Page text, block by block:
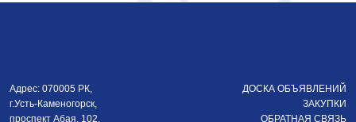
Адрес: 070005 РК,
г.Усть-Каменогорск,
проспект Абая, 102,
ДОСКА ОБЪЯВЛЕНИЙ
ЗАКУПКИ
ОБРАТНАЯ СВЯЗЬ